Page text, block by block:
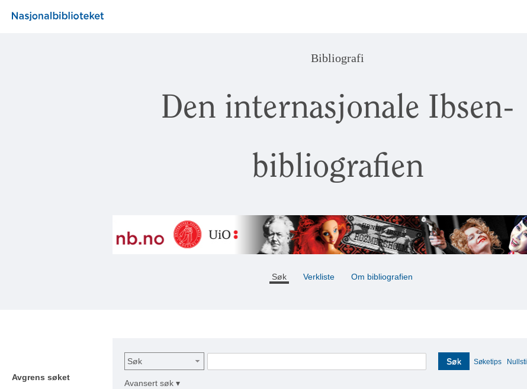
Bibliografi
Den internasjonale Ibsen-
bibliografien
Søk Verkliste Om bibliografien
Avgrens søket
Søk Søk Søketips Nullstill
Avansert søk ▾